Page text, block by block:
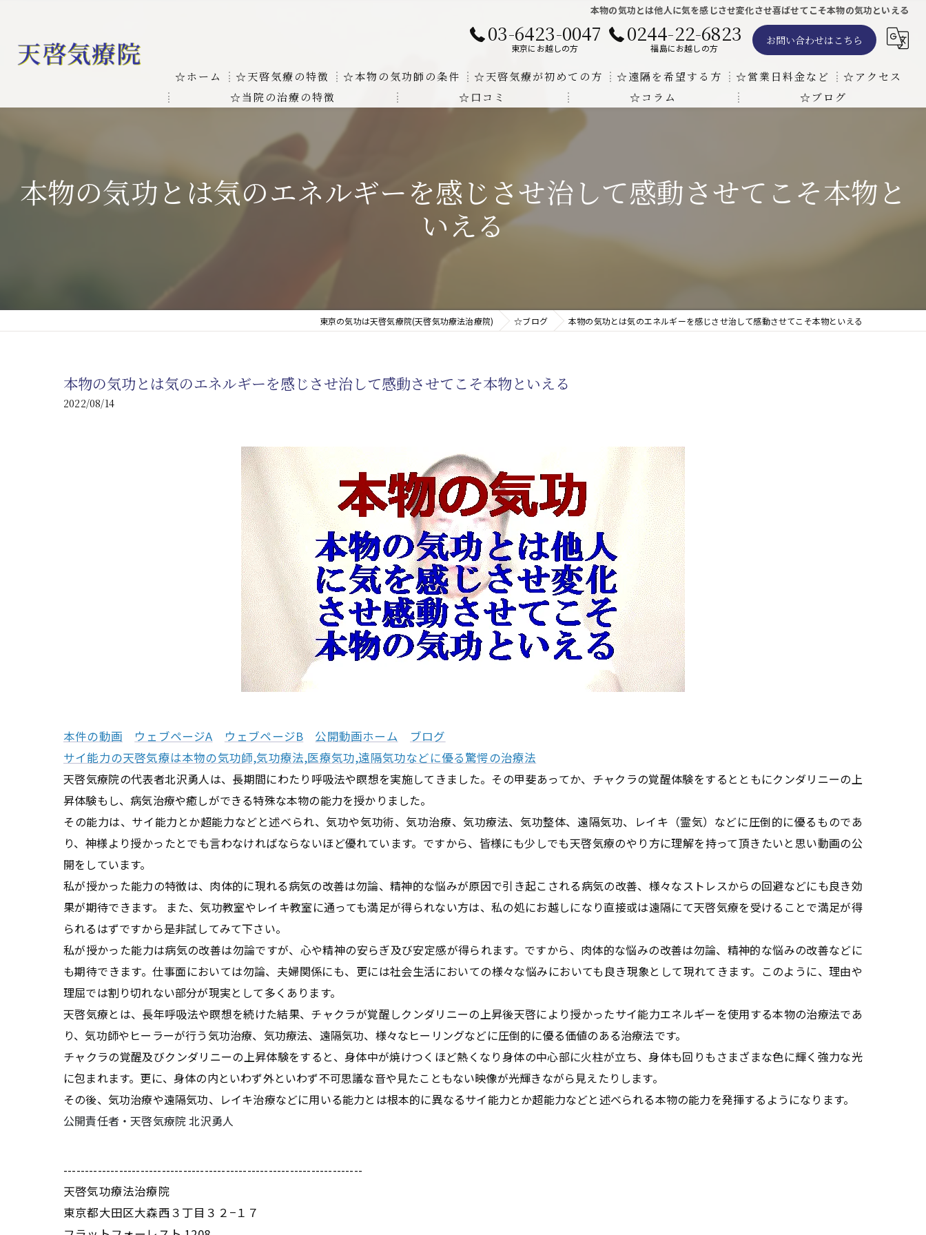
本物の気功とは他人に気を感じさせ変化させ喜ばせてこそ本物の気功といえる
03-6423-0047
東京にお越しの方
0244-22-6823
福島にお越しの方
お問い合わせはこちら
☆ホーム ☆天啓気療の特徴
お客様の質問に対する回答
天啓気療に関する書籍
本物の気功師にも優るサイ能力の凄さ
☆本物の気功師の条件
クンダリニーの上昇でチャクラの覚醒
☆天啓気療が初めての方 ☆遠隔を希望する方 ☆営業日料金など ☆アクセス
☆当院の治療の特徴
線維筋痛症が天啓気療により奇跡的な寛解
難病の疾患
心臓の疾患
腎臓の疾患
☆口コミ ☆コラム ☆ブログ
本物の気功とは気のエネルギーを感じさせ治して感動させてこそ本物と
いえる
東京の気功は天啓気療院(天啓気功療法治療院) ☆ブログ 本物の気功とは気のエネルギーを感じさせ治して感動させてこそ本物といえる
本物の気功とは気のエネルギーを感じさせ治して感動させてこそ本物といえる
2022/08/14
本件の動画 ウェブページA ウェブページB 公開動画ホーム
ブログ
サイ能力の天啓気療は本物の気功師,気功療法,医療気功,遠隔気功などに優る驚愕の治療法
天啓気療院の代表者北沢勇人は、長期間にわたり呼吸法や瞑想を実施してきました。その甲斐あってか、チャクラの覚醒体験をするとともにクンダリニーの上
昇体験もし、病気治療や癒しができる特殊な本物の能力を授かりました。
その能力は、サイ能力とか超能力などと述べられ、気功や気功術、気功治療、気功療法、気功整体、遠隔気功、レイキ（霊気）などに圧倒的に優るものであ
り、神様より授かったとでも言わなければならないほど優れています。ですから、皆様にも少しでも天啓気療のやり方に理解を持って頂きたいと思い動画の公
開をしています。
私が授かった能力の特徴は、肉体的に現れる病気の改善は勿論、精神的な悩みが原因で引き起こされる病気の改善、様々なストレスからの回避などにも良き効
果が期待できます。 また、気功教室やレイキ教室に通っても満足が得られない方は、私の処にお越しになり直接或は遠隔にて天啓気療を受けることで満足が得
られるはずですから是非試してみて下さい。
私が授かった能力は病気の改善は勿論ですが、心や精神の安らぎ及び安定感が得られます。ですから、肉体的な悩みの改善は勿論、精神的な悩みの改善などに
も期待できます。仕事面においては勿論、夫婦関係にも、更には社会生活においての様々な悩みにおいても良き現象として現れてきます。このように、理由や
理屈では割り切れない部分が現実として多くあります。
天啓気療とは、長年呼吸法や瞑想を続けた結果、チャクラが覚醒しクンダリニーの上昇後天啓により授かったサイ能力エネルギーを使用する本物の治療法であ
り、気功師やヒーラーが行う気功治療、気功療法、遠隔気功、様々なヒーリングなどに圧倒的に優る価値のある治療法です。
チャクラの覚醒及びクンダリニーの上昇体験をすると、身体中が焼けつくほど熱くなり身体の中心部に火柱が立ち、身体も回りもさまざまな色に輝く強力な光
に包まれます。更に、身体の内といわず外といわず不可思議な音や見たこともない映像が光輝きながら見えたりします。
その後、気功治療や遠隔気功、レイキ治療などに用いる能力とは根本的に異なるサイ能力とか超能力などと述べられる本物の能力を発揮するようになります。
公開責任者・天啓気療院 北沢勇人
----------------------------------------------------------------------
天啓気功療法治療院
東京都大田区大森西３丁目３２−１７